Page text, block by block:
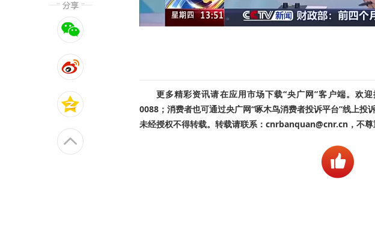
更多精彩资讯请在应用市场下载“央广网”客户端。欢
0088；消费者也可通过央广网“啄木鸟消费者投诉平台”线上投
未经授权不得转载。转载请联系：cnrbanquan@cnr.cn，不尊